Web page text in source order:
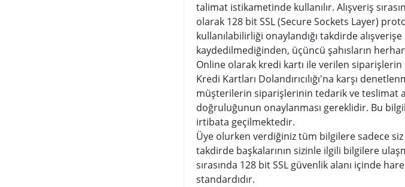
talimat istikametinde kullanılır. Alışveriş
olarak 128 bit SSL (Secure Sockets Layer)
kullanılabilirliği onaylandığı takdirde
kaydedilmediğinden, üçüncü şahısların
Online olarak kredi kartı ile verilen
Kredi Kartları Dolandırıcılığı'na karşı
müşterilerin siparişlerinin tedarik ve teslimat
doğruluğunun onaylanması gereklidir. Bu
irtibata geçilmektedir.
Üye olurken verdiğiniz tüm bilgilere sadece
takdirde başkalarının sizinle ilgili bilgilere
sırasında 128 bit SSL güvenlik alanı içinde
standardıdır.